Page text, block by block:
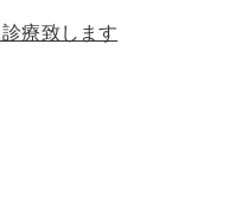
療致します